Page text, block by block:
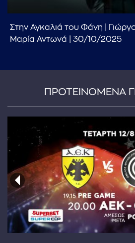
...πληκτρολογήστε κείμενο
Στην Αγκαλιά του Φάνη |
Μαρία Αντωνά | 30/10/2025
ΠΡΟΤΕΙΝΟΜΕΝΑ